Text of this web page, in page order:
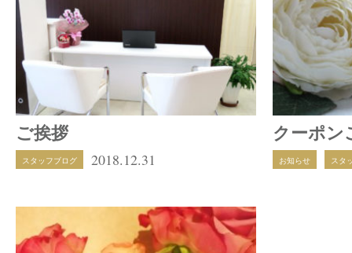
ご挨拶
スタッフブログ 2018.12.31
クーポン
お知らせ スタ